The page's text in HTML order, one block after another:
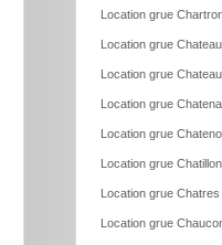
Location grue
Location grue
Location grue
Location grue
Location grue
Location grue
Location grue
Location grue